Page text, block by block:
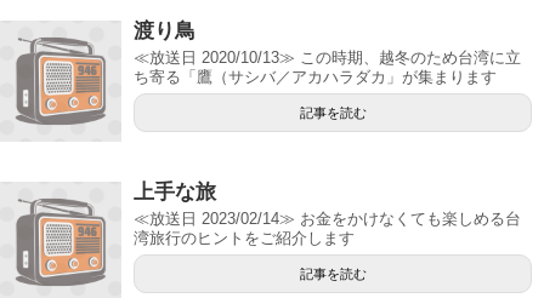
渡り鳥
≪放送日 2020/10/13≫ この時期、越冬のため台湾に立
ち寄る「鷹（サシバ／アカハラダカ」が集まります
記事を読む
上手な旅
≪放送日 2023/02/14≫ お金をかけなくても楽しめる台
湾旅行のヒントをご紹介します
記事を読む